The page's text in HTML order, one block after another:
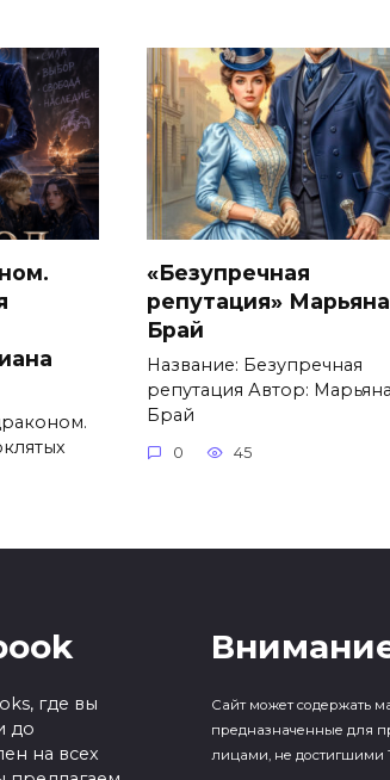
«Безупречная
репутация» Марьяна
Брай
Название: Безупречная
репутация Автор:
Брай
0 45
где вы
до
на всех
Сайт может содержать
предназначенные для
лицами, не достигшими